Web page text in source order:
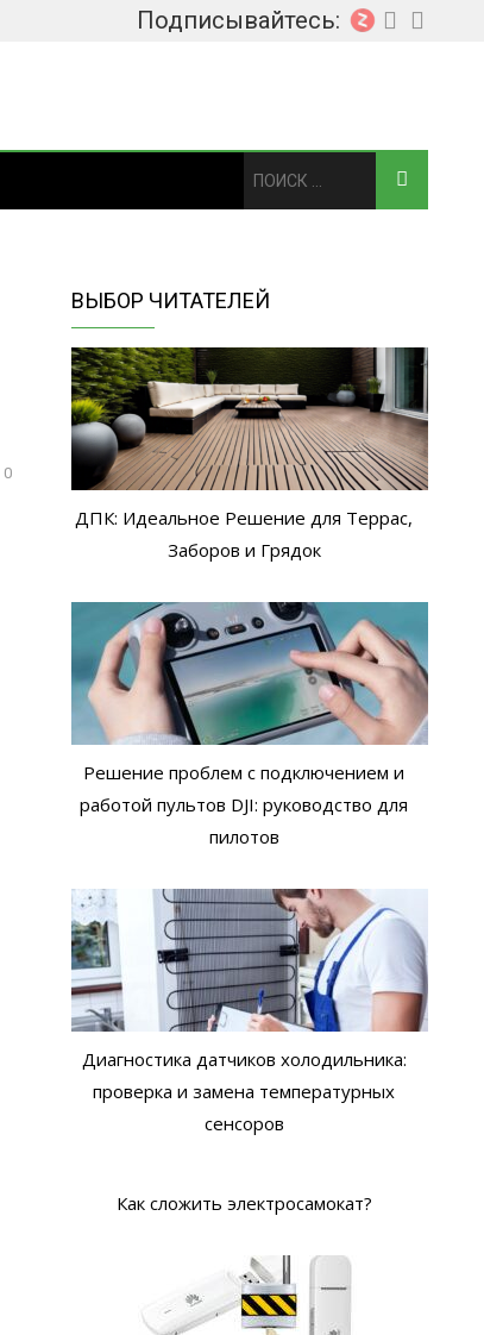
Подписывайтесь:
0
ВЫБОР ЧИТАТЕЛЕЙ
ДПК: Идеальное Решение для Террас,
Заборов и Грядок
Решение проблем с подключением и
работой пультов DJI: руководство для
пилотов
Диагностика датчиков холодильника:
проверка и замена температурных
сенсоров
Как сложить электросамокат?